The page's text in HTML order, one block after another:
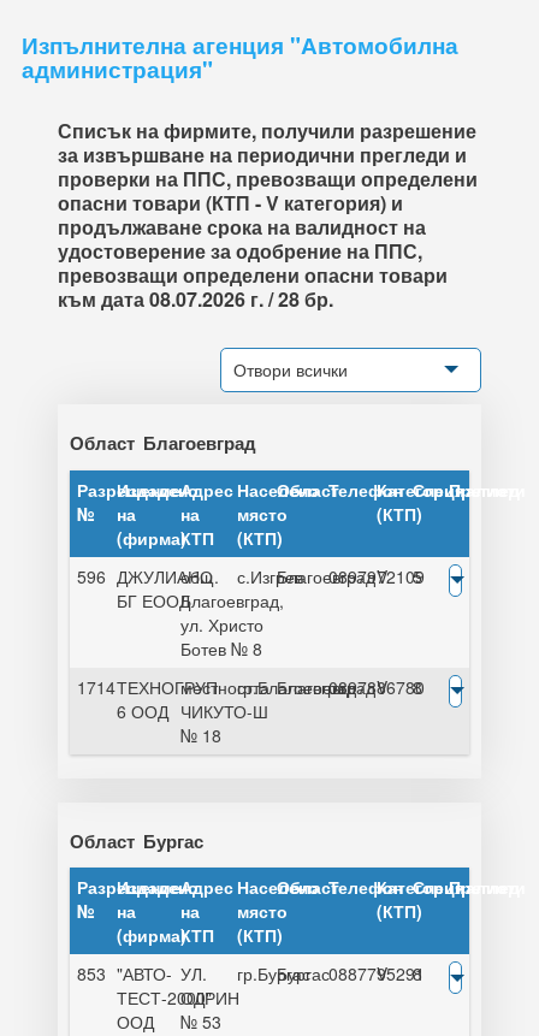
Изпълнителна агенция "Автомобилна
администрация"
Списък на фирмите, получили разрешение
за извършване на периодични прегледи и
проверки на ППС, превозващи определени
опасни товари (КТП - V категория) и
продължаване срока на валидност на
удостоверение за одобрение на ППС,
превозващи определени опасни товари
към дата 08.07.2026 г. / 28 бр.
Отвори всички
Област Благоевград
Разрешение
№
Издадено
на
(фирма)
Адрес
на
КТП
Населено
място
(КТП)
ОбластТелефонКатегория
(КТП)
Специалисти
Преглед
596 ДЖУЛИАНО
БГ ЕООД
общ.
Благоевград,
ул. Христо
Ботев № 8
с.ИзгревБлагоевград0897972109
V 5
1714ТЕХНОГРУП
6 ООД
местността
ЧИКУТО-Ш
№ 18
гр.Благоевград
Благоевград0897886780
V 8
Област Бургас
Разрешение
№
Издадено
на
(фирма)
Адрес
на
КТП
Населено
място
(КТП)
ОбластТелефонКатегория
(КТП)
Специалисти
Преглед
853 "АВТО-
ТЕСТ-2000"
ООД
УЛ.
ОДРИН
№ 53
гр.Бургас
Бургас0887795291
V 8